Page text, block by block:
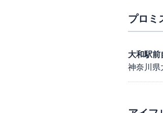
プロミ
大和駅前
神奈川県